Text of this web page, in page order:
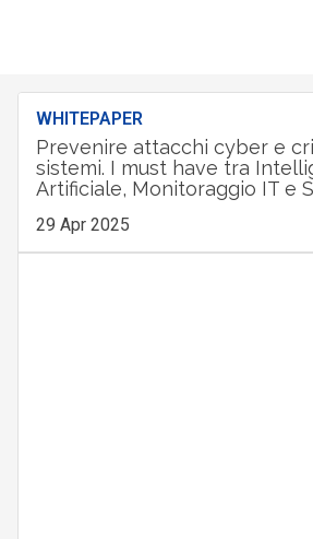
WHITEPAPER
Prevenire attacchi cyber e
sistemi. I must have tra
Artificiale, Monitoraggio IT e
29 Apr 2025